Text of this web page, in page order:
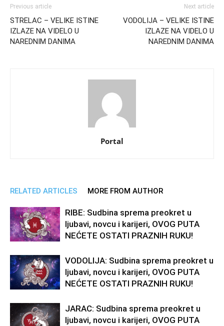
Previous article
STRELAC – VELIKE ISTINE
IZLAZE NA VIDELO U
NAREDNIM DANIMA
Next article
VODOLIJA – VELIKE ISTINE
IZLAZE NA VIDELO U
NAREDNIM DANIMA
Portal
RELATED ARTICLES MORE FROM AUTHOR
RIBE: Sudbina sprema preokret u
ljubavi, novcu i karijeri, OVOG PUTA
NEĆETE OSTATI PRAZNIH RUKU!
VODOLIJA: Sudbina sprema preokret u
ljubavi, novcu i karijeri, OVOG PUTA
NEĆETE OSTATI PRAZNIH RUKU!
JARAC: Sudbina sprema preokret u
ljubavi, novcu i karijeri, OVOG PUTA